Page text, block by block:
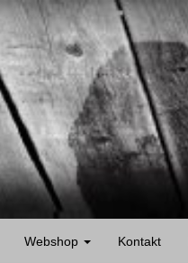
Webshop Kontakt